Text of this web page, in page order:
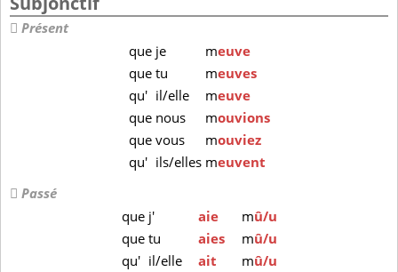
Présent
que je meuve
que tu meuves
qu' il/elle meuve
que nous mouvions
que vous mouviez
qu' ils/elles meuvent
Passé
que j' aie mû/u
que tu aies mû/u
qu' il/elle ait mû/u